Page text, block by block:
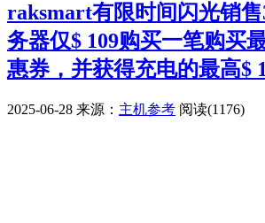
raksmart有限时间闪光销
务器仅$ 109购买一笔购买
惠券，并获得充电的最高$
2025-06-28 来源： 主机参考 阅读(1176)